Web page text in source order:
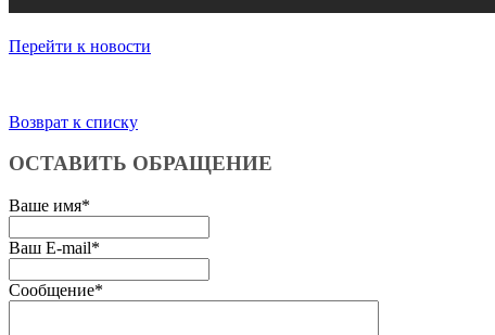
Перейти к новости
Возврат к списку
ОСТАВИТЬ ОБРАЩЕНИЕ
Ваше имя*
Ваш E-mail*
Сообщение*